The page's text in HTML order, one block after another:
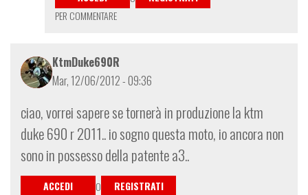
la
azzel
PER COMMENTARE
KtmDuke690R
Mar, 12/06/2012 - 09:36
ciao, vorrei sapere se tornerà in produzione la ktm
duke 690 r 2011.. io sogno questa moto, io ancora non
sono in possesso della patente a3..
ACCEDI O
REGISTRATI